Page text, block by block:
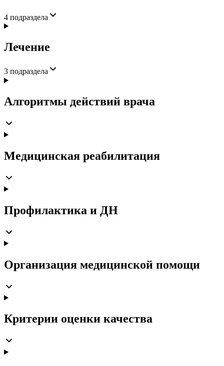
4 подраздела
Лечение
3 подраздела
Алгоритмы действий врача
Медицинская реабилитация
Профилактика и ДН
Организация медицинской помощи
Критерии оценки качества